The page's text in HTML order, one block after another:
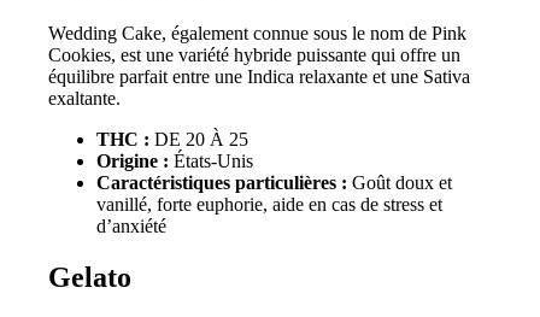
Wedding Cake, également connue sous le nom de Pink
Cookies, est une variété hybride puissante qui offre un
équilibre parfait entre une Indica relaxante et une Sativa
exaltante.
THC : DE 20 À 25
Origine : États-Unis
Caractéristiques particulières : Goût doux et
vanillé, forte euphorie, aide en cas de stress et
d’anxiété
Gelato